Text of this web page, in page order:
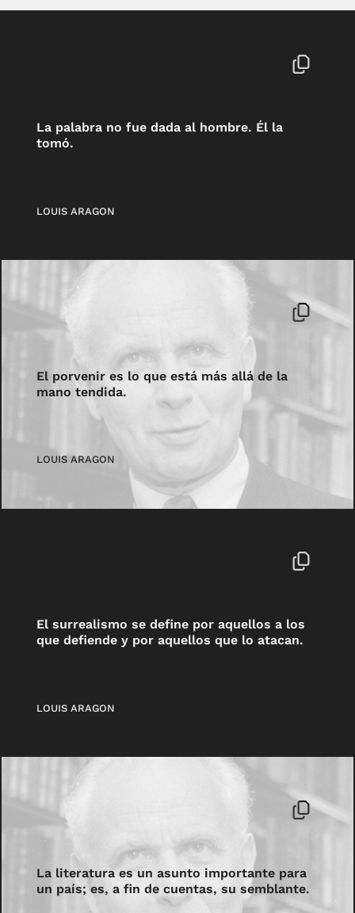
La palabra no fue dada al hombre. Él la
tomó.
LOUIS ARAGON
El porvenir es lo que está más allá de la
mano tendida.
LOUIS ARAGON
El surrealismo se define por aquellos a los
que defiende y por aquellos que lo atacan.
LOUIS ARAGON
La literatura es un asunto importante para
un país; es, a fin de cuentas, su semblante.